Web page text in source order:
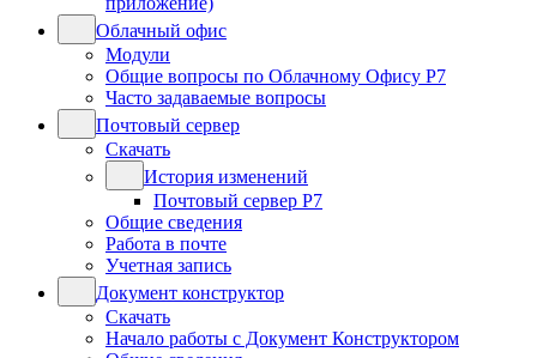
Облачный офис
Модули
Общие вопросы по Облачному Офису Р7
Часто задаваемые вопросы
Почтовый сервер
Скачать
История изменений
Почтовый сервер Р7
Общие сведения
Работа в почте
Учетная запись
Документ конструктор
Скачать
Начало работы с Документ Конструктором